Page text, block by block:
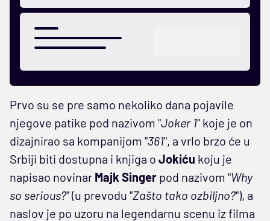
Prvo su se pre samo nekoliko dana pojavile
njegove patike pod nazivom "Joker 1" koje je on
dizajnirao sa kompanijom "361", a vrlo brzo će u
Srbiji biti dostupna i knjiga o Jokiću koju je
napisao novinar Majk Singer pod nazivom "Why
so serious?" (u prevodu "Zašto tako ozbiljno?"), a
naslov je po uzoru na legendarnu scenu iz filma